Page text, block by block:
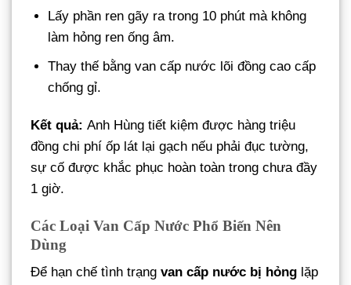
Lấy phần ren gãy ra trong 10 phút mà không
làm hỏng ren ống âm.
Thay thế bằng van cấp nước lõi đồng cao cấp
chống gỉ.
Kết quả: Anh Hùng tiết kiệm được hàng triệu
đồng chi phí ốp lát lại gạch nếu phải đục tường,
sự cố được khắc phục hoàn toàn trong chưa đầy
1 giờ.
Các Loại Van Cấp Nước Phổ Biến Nên
Dùng
Để hạn chế tình trạng van cấp nước bị hỏng lặp